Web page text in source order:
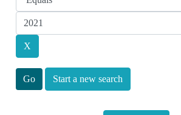
Start a new search